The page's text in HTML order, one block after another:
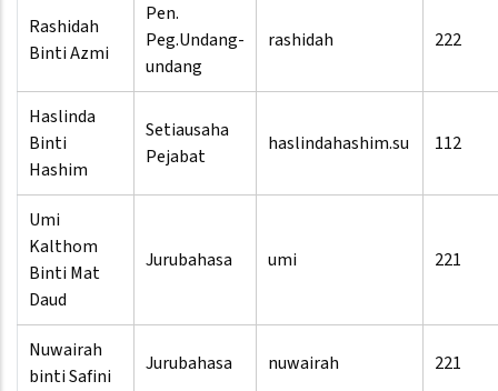
Rashidah
Binti Azmi
Pen.
Peg.Undang-
undang
rashidah 222
Haslinda
Binti
Hashim
Setiausaha
Pejabat
haslindahashim.su 112
Umi
Kalthom
Binti Mat
Daud
Jurubahasa umi 221
Nuwairah
binti Safini
Jurubahasa nuwairah 221